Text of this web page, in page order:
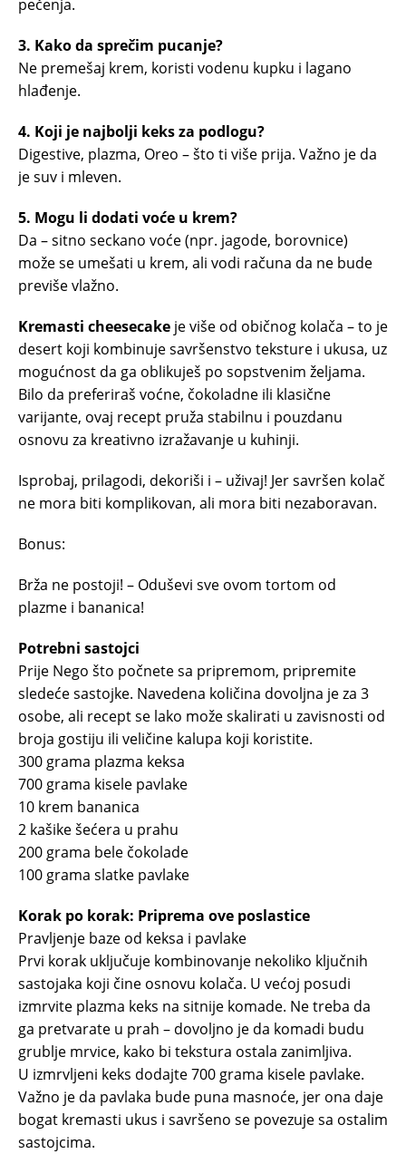
pečenja.
3. Kako da sprečim pucanje?
Ne premešaj krem, koristi vodenu kupku i lagano
hlađenje.
4. Koji je najbolji keks za podlogu?
Digestive, plazma, Oreo – što ti više prija. Važno je da
je suv i mleven.
5. Mogu li dodati voće u krem?
Da – sitno seckano voće (npr. jagode, borovnice)
može se umešati u krem, ali vodi računa da ne bude
previše vlažno.
Kremasti cheesecake je više od običnog kolača – to je
desert koji kombinuje savršenstvo teksture i ukusa, uz
mogućnost da ga oblikuješ po sopstvenim željama.
Bilo da preferiraš voćne, čokoladne ili klasične
varijante, ovaj recept pruža stabilnu i pouzdanu
osnovu za kreativno izražavanje u kuhinji.
Isprobaj, prilagodi, dekoriši i – uživaj! Jer savršen kolač
ne mora biti komplikovan, ali mora biti nezaboravan.
Bonus:
Brža ne postoji! – Oduševi sve ovom tortom od
plazme i bananica!
Potrebni sastojci
Prije Nego što počnete sa pripremom, pripremite
sledeće sastojke. Navedena količina dovoljna je za 3
osobe, ali recept se lako može skalirati u zavisnosti od
broja gostiju ili veličine kalupa koji koristite.
300 grama plazma keksa
700 grama kisele pavlake
10 krem bananica
2 kašike šećera u prahu
200 grama bele čokolade
100 grama slatke pavlake
Korak po korak: Priprema ove poslastice
Pravljenje baze od keksa i pavlake
Prvi korak uključuje kombinovanje nekoliko ključnih
sastojaka koji čine osnovu kolača. U većoj posudi
izmrvite plazma keks na sitnije komade. Ne treba da
ga pretvarate u prah – dovoljno je da komadi budu
grublje mrvice, kako bi tekstura ostala zanimljiva.
U izmrvljeni keks dodajte 700 grama kisele pavlake.
Važno je da pavlaka bude puna masnoće, jer ona daje
bogat kremasti ukus i savršeno se povezuje sa ostalim
sastojcima.